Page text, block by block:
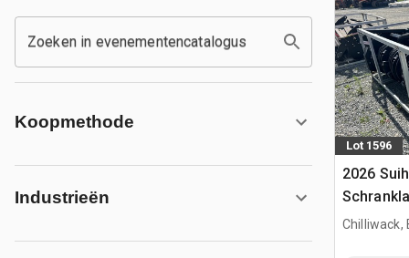
Zoeken in evenementencatalogus
Koopmethode
Industrieën
Lot 1596
2026
(Unused)
Chilliwack,